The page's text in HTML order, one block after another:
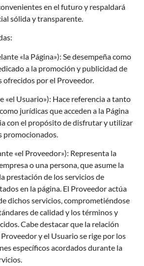
en el futuro y respaldará
sólida y transparente.
«la Página»): Se desempeña como
a la promoción y publicidad de
ofrecidos por el Proveedor.
«el Usuario»): Hace referencia a tanto
jurídicas que acceden a la Página
con el propósito de disfrutar y utilizar
promocionados.
«el Proveedor»): Representa la
o una persona, que asume la
prestación de los servicios de
en la página. El Proveedor actúa
dichos servicios, comprometiéndose
de calidad y los términos y
Cabe destacar que la relación
y el Usuario se rige por los
específicos acordados durante la